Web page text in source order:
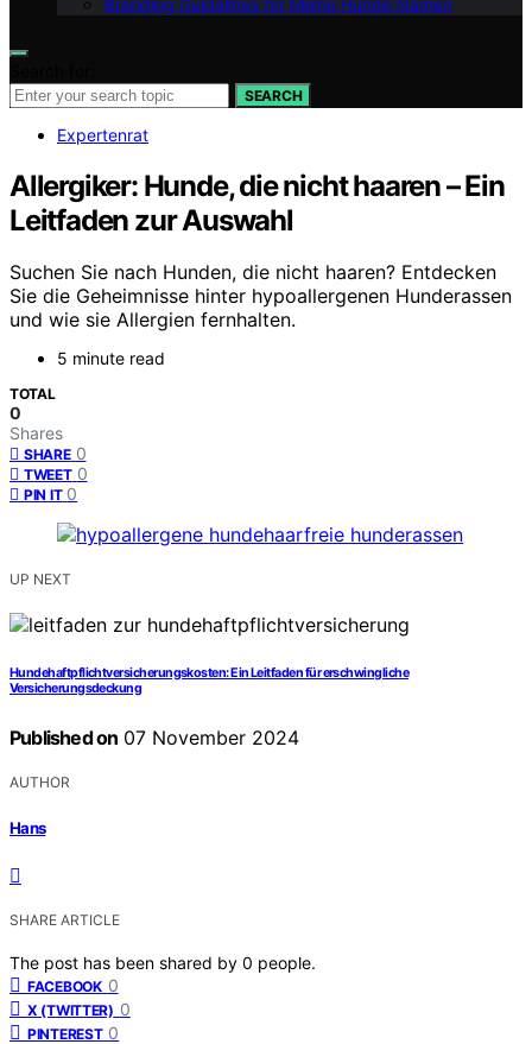
SEARCH
Expertenrat
Allergiker: Hunde, die nicht haaren – Ein
Leitfaden zur Auswahl
Suchen Sie nach Hunden, die nicht haaren? Entdecken
Sie die Geheimnisse hinter hypoallergenen Hunderassen
und wie sie Allergien fernhalten.
5 minute read
TOTAL
0
Shares
SHARE 0
TWEET 0
PIN IT 0
UP NEXT
Hundehaftpflichtversicherungskosten: Ein Leitfaden für erschwingliche
Versicherungsdeckung
Published on 07 November 2024
AUTHOR
Hans
SHARE ARTICLE
The post has been shared by 0 people.
FACEBOOK 0
X (TWITTER) 0
PINTEREST 0